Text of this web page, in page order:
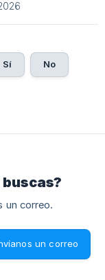
Sí No
un correo.
un correo